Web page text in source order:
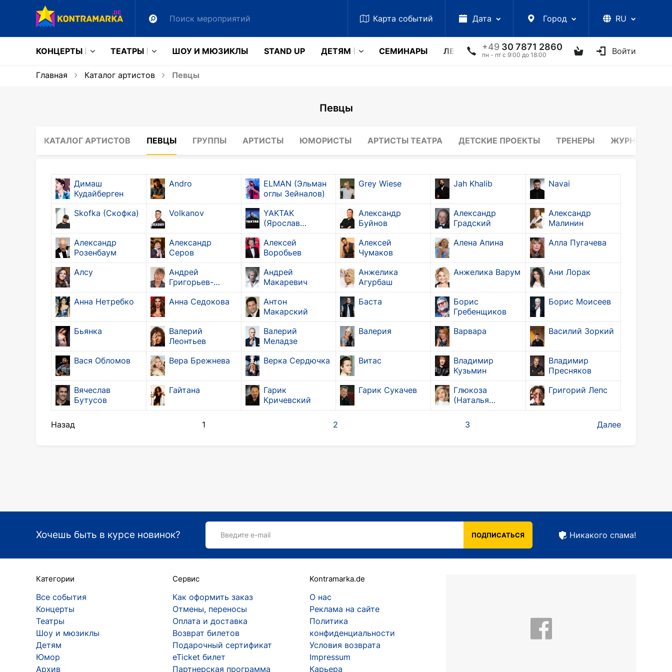
Карта событий Дата Город RU
+49 30 7871 2860
пн - пт с 9:00 до 18:00 Войти
КОНЦЕРТЫ ТЕАТРЫ ШОУ И МЮЗИКЛЫ STAND UP ДЕТЯМ CЕМИНАРЫ ЛЕКЦИИ УКРАИНСКИЕ АРТИСТЫ ДРУГОЕ
Главная Каталог артистов Певцы
Певцы
КАТАЛОГ АРТИСТОВ ПЕВЦЫ ГРУППЫ АРТИСТЫ ЮМОРИСТЫ АРТИСТЫ ТЕАТРА ДЕТСКИЕ ПРОЕКТЫ ТРЕНЕРЫ
Димаш
Кудайберген
Andro
ELMAN (Эльман
оглы Зейналов)
Grey Wiese Jah Khalib Navai
Skofka (Скофка) Volkanov
YAKTAK
(Ярослав
Александр
Буйнов
Александр
Градский
Александр
Малинин
Александр
Розенбаум
Александр
Серов
Алексей
Воробьев
Алексей
Чумаков
Алена Апина Алла Пугачева
Алсу
Андрей
Григорьев-
Андрей
Макаревич
Анжелика
Агурбаш
Анжелика Варум Ани Лорак
Анна Нетребко Анна Седокова
Антон
Макарский
Баста
Борис
Гребенщиков
Борис Моисеев
Бьянка
Валерий
Леонтьев
Валерий
Меладзе
Валерия Варвара Василий Зоркий
Вася Обломов Вера Брежнева Верка Сердючка Витас
Владимир
Кузьмин
Владимир
Пресняков
Вячеслав
Бутусов
Гайтана
Гарик
Кричевский
Гарик Сукачев
Глюкоза
(Наталья
Григорий Лепс
Назад 1 2 3 Далее
Хочешь быть в курсе новинок? Введите e-mail ПОДПИСАТЬСЯ Никакого спама!
Категории
Все события
Концерты
Театры
Шоу и мюзиклы
Детям
Юмор
Архив
Сервис
Как оформить заказ
Отмены, переносы
Оплата и доставка
Возврат билетов
Подарочный сертификат
eTicket билет
Партнерская программа
Kontramarka.de
О нас
Реклама на сайте
Политика
конфиденциальности
Условия возврата
Impressum
Карьера